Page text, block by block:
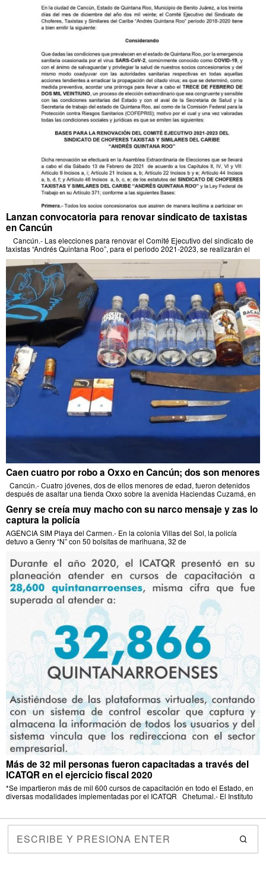
Lanzan convocatoria para renovar sindicato de taxistas
en Cancún
Cancún.- Las elecciones para renovar el Comité Ejecutivo del sindicato de
taxistas “Andrés Quintana Roo”, para el periodo 2021-2023, se realizarán el
Caen cuatro por robo a Oxxo en Cancún; dos son menores
Cancún.- Cuatro jóvenes, dos de ellos menores de edad, fueron detenidos
después de asaltar una tienda Oxxo sobre la avenida Haciendas Cuzamá, en
Genry se creía muy macho con su narco mensaje y zas lo
captura la policía
AGENCIA SIM Playa del Carmen.- En la colonia Villas del Sol, la policía
detuvo a Genry “N” con 50 bolsitas de marihuana, 32 de
Más de 32 mil personas fueron capacitadas a través del
ICATQR en el ejercicio fiscal 2020
*Se impartieron más de mil 600 cursos de capacitación en todo el Estado, en
diversas modalidades implementadas por el ICATQR Chetumal.- El Instituto